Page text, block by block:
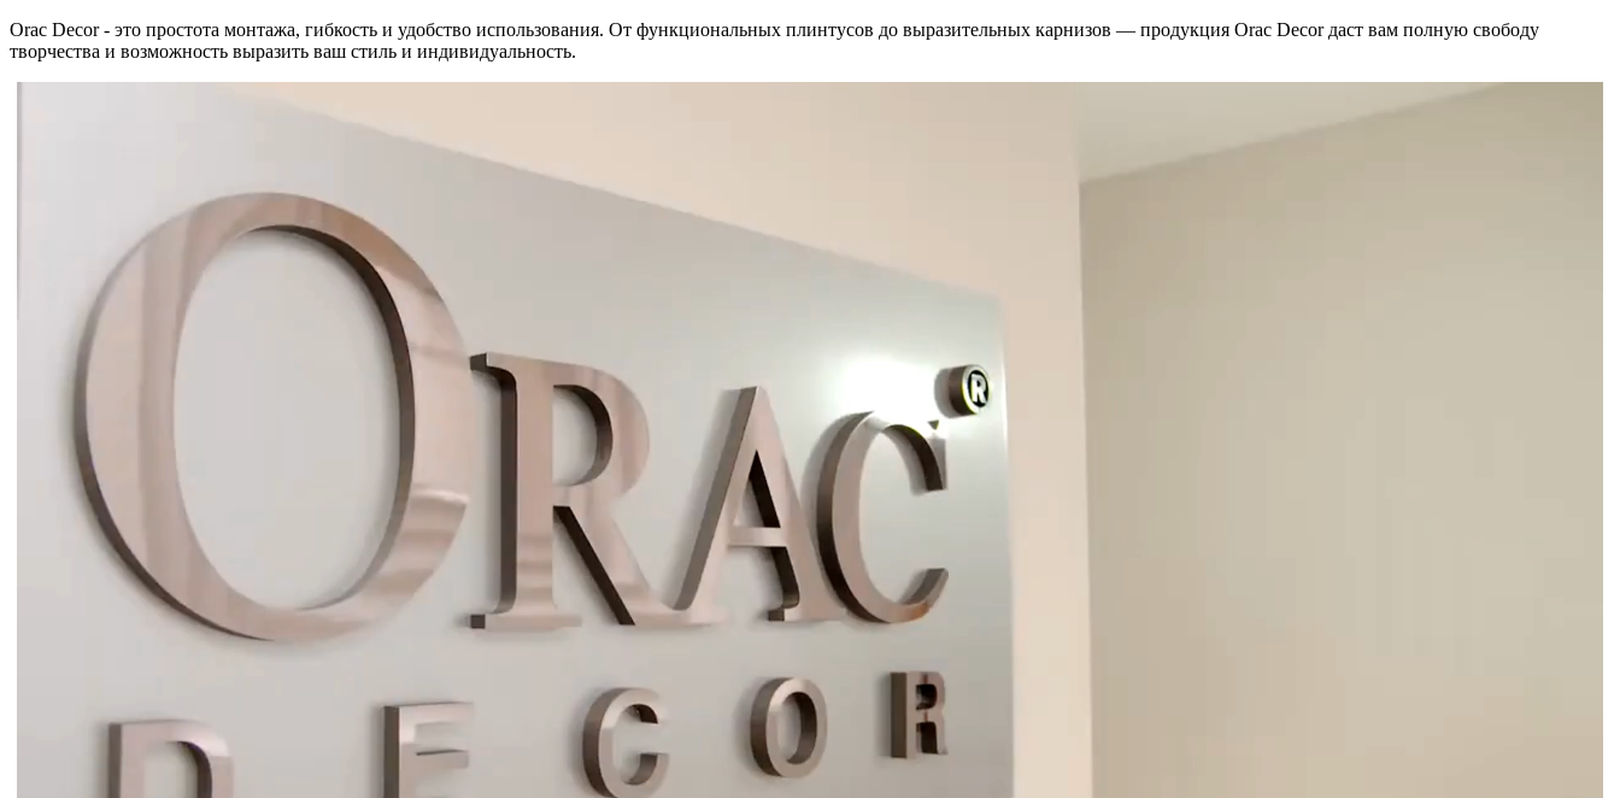
Orac Decor - это простота монтажа, гибкость и удобство использования. От функциональных плинтусов до выразительных карнизов — продукция Orac Decor даст вам полную свободу
творчества и возможность выразить ваш стиль и индивидуальность.